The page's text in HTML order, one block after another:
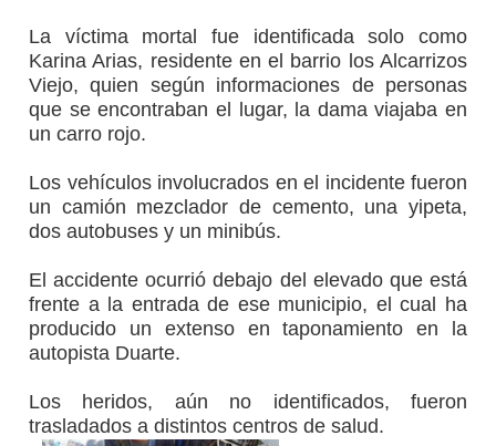
La víctima mortal fue identificada solo como
Karina Arias, residente en el barrio los Alcarrizos
Viejo, quien según informaciones de personas
que se encontraban el lugar, la dama viajaba en
un carro rojo.
Los vehículos involucrados en el incidente fueron
un camión mezclador de cemento, una yipeta,
dos autobuses y un minibús.
El accidente ocurrió debajo del elevado que está
frente a la entrada de ese municipio, el cual ha
producido un extenso en taponamiento en la
autopista Duarte.
Los heridos, aún no identificados, fueron
trasladados a distintos centros de salud.